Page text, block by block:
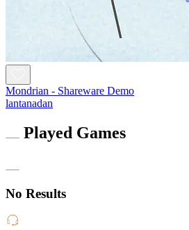
Mondrian - Shareware Demo
lantanadan
Played Games
No Results